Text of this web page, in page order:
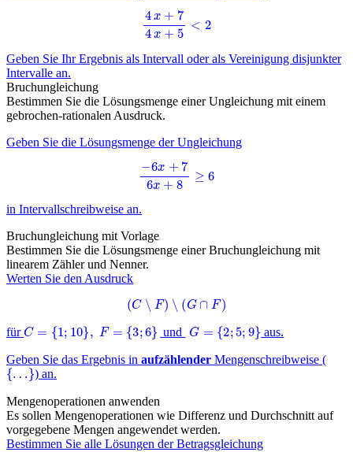
4x + 74 x+
Geben Sie Ihr Ergebnis als Intervall oder als Vereinigung disjunkter
Intervalle an.
Bruchungleichung
Bestimmen Sie die Lösungsmenge einer Ungleichung mit einem
gebrochen-rationalen Ausdruck.
Geben Sie die Lösungsmenge der Ungleichung
x+ 6 x
in Intervallschreibweise an.
Bruchungleichung mit Vorlage
Bestimmen Sie die Lösungsmenge einer Bruchungleichung mit
linearem Zähler und Nenner.
Werten Sie den Ausdruck
( C ∖F) ∖ (G∩F )
für C= ;10},F {3 und G= ;5; 9} aus.
Geben Sie das Ergebnis in aufzählender Mengenschreibweise (
{…}) an.
Mengenoperationen anwenden
Es sollen Mengenoperationen wie Differenz und Durchschnitt auf
vorgegebene Mengen angewendet werden.
Bestimmen Sie alle Lösungen der Betragsgleichung